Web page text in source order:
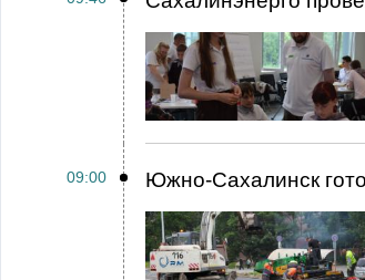
09:00 Южно-Сахалинск